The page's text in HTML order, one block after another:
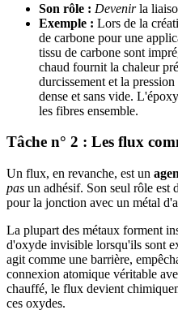
Son rôle : Devenirla
Exemple : Lors de la
de carbone pour une
tissu de carbone sont
chaud fournit la chaleur
durcissement et la
dense et sans vide.
les fibres ensemble.
Tâche n° 2 : Les flux
Un flux, en revanche, est un
pas un adhésif. Son seul rôle est
pour la jonction avec un métal
La plupart des métaux forment
d'oxyde invisible lorsqu'ils sont
agit comme une barrière,
connexion atomique véritable
chauffé, le flux devient
ces oxydes.